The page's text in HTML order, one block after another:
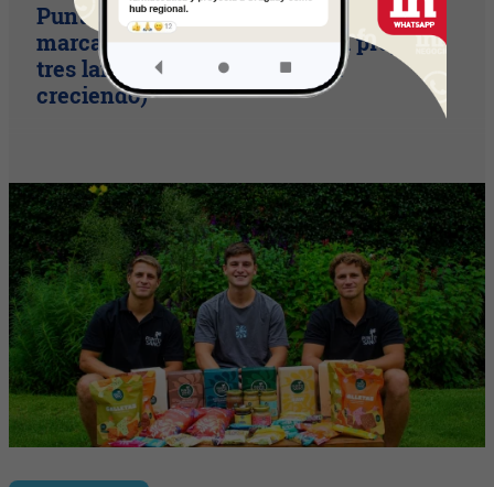
Punto Sano acelera a tres cifras (la
marca duplicó sus ventas y ya prepara
tres lanzamientos para seguir
creciendo)